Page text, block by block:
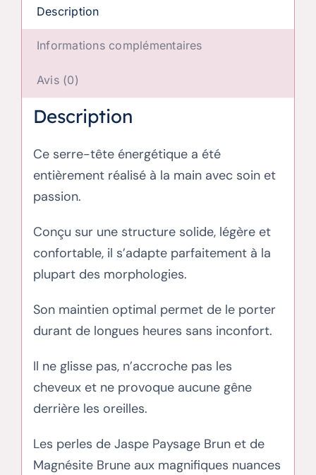
Description
Informations complémentaires
Avis (0)
Description
Ce serre-tête énergétique a été
entièrement réalisé à la main avec soin et
passion.
Conçu sur une structure solide, légère et
confortable, il s’adapte parfaitement à la
plupart des morphologies.
Son maintien optimal permet de le porter
durant de longues heures sans inconfort.
Il ne glisse pas, n’accroche pas les
cheveux et ne provoque aucune gêne
derrière les oreilles.
Les perles de Jaspe Paysage Brun et de
Magnésite Brune aux magnifiques nuances